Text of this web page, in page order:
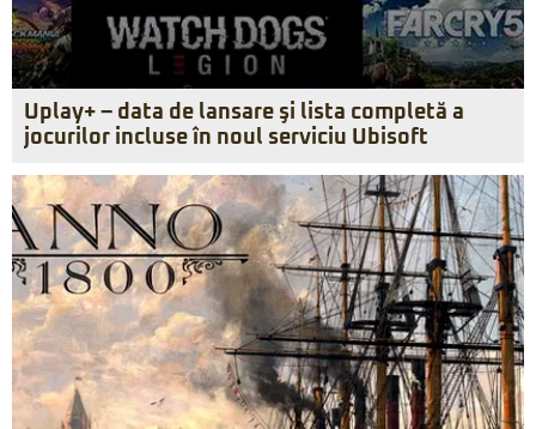
Uplay+ – data de lansare şi lista completă a
jocurilor incluse în noul serviciu Ubisoft